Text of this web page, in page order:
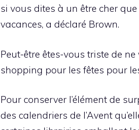
si vous dites à un être cher
vacances, a déclaré Brown.
Peut-être êtes-vous triste de
shopping pour les fêtes pour
Pour conserver l’élément de
des calendriers de l’Avent